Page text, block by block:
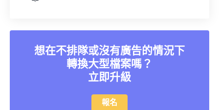
想在不排隊或沒有廣告的情況下
轉換大型檔案嗎？
立即升級
報名